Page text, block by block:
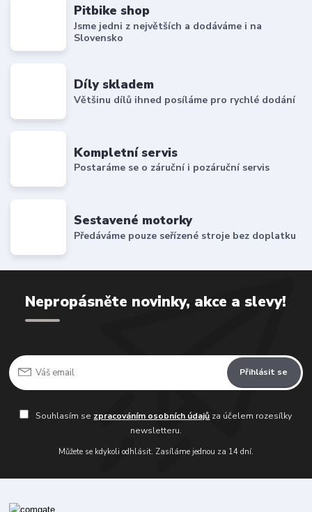
Pitbike shop
Jsme jedni z největších a dodáváme i na
Slovensko
Díly skladem
Většinu dílů ihned posíláme pro rychlé dodání
Kompletní servis
Postaráme se o záruční i pozáruční servis
Sestavené motorky
Předáváme pouze seřízené stroje bez doplatku
Nepropásněte novinky, akce a slevy!
Přihlásit se
Souhlasím se zpracováním osobních údajů za účelem rozesílky
newsletteru.
Můžete se kdykoli odhlásit. Zasíláme jednou za 14 dní.